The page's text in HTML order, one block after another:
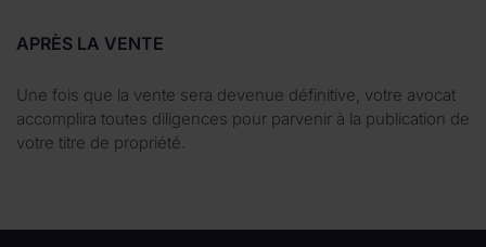
APRÈS LA VENTE
Une fois que la vente sera devenue définitive, votre avocat
accomplira toutes diligences pour parvenir à la publication de
votre titre de propriété.